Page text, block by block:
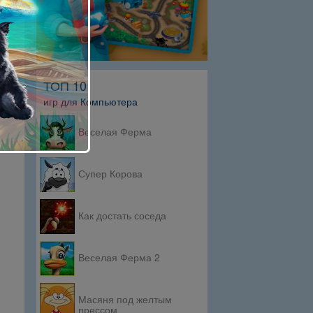
ТОП 10
игр для Компьютера
Веселая Ферма
Супер Корова
Как достать соседа
Веселая Ферма 2
Масяня под желтым
прессом